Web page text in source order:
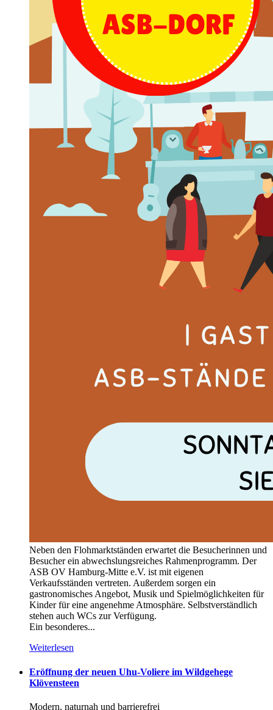
Neben den Flohmarktständen erwartet die Besucherinnen und
Besucher ein abwechslungsreiches Rahmenprogramm. Der
ASB OV Hamburg-Mitte e.V. ist mit eigenen
Verkaufsständen vertreten. Außerdem sorgen ein
gastronomisches Angebot, Musik und Spielmöglichkeiten für
Kinder für eine angenehme Atmosphäre. Selbstverständlich
stehen auch WCs zur Verfügung.
Ein besonderes...
Weiterlesen
Eröffnung der neuen Uhu-Voliere im Wildgehege
Klövensteen
Modern, naturnah und barrierefrei